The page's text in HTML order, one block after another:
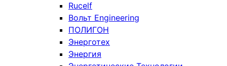
Rucelf
Вольт Engineering
ПОЛИГОН
Энерготех
Энергия